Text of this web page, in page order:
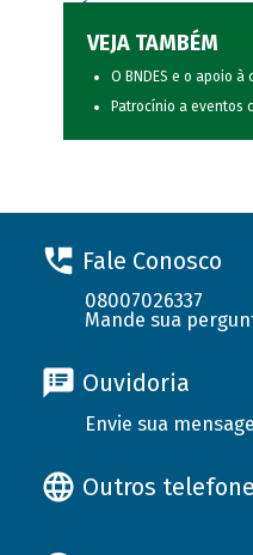
VEJA TAMBÉM
O BNDES e o apoio à
Patrocínio a eventos
Fale Conosco
08007026337
Mande sua
Ouvidoria
Envie sua
Outros